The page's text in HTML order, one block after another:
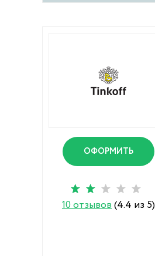
ОФОРМИТЬ
10 отзывов(4.4 из 5)